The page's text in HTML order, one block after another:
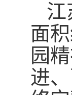
江
面
园
进